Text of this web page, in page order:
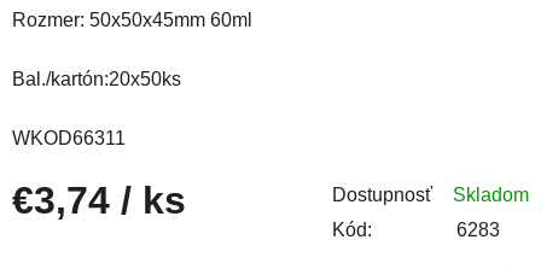
Rozmer: 50x50x45mm 60ml
Bal./kartón:20x50ks
WKOD66311
€3,74 / ks Dostupnosť
Skladom
Kód:
6283